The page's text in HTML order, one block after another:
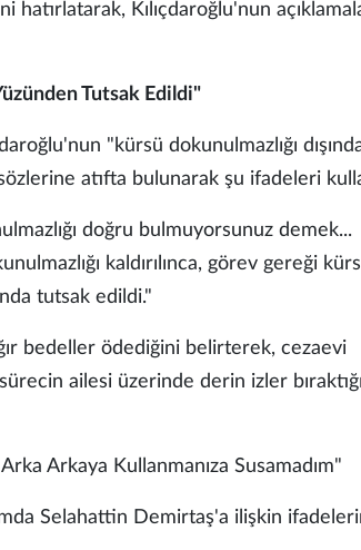
hatırlatarak, Kılıçdaroğlu'nun
Tutsak Edildi"
"kürsü dokunulmazlığı
atıfta bulunarak şu ifadeleri
doğru bulmuyorsunuz demek...
kaldırılınca, görev gereği
tutsak edildi."
bedeller ödediğini belirterek, cezaevi
ailesi üzerinde derin izler
Arkaya Kullanmanıza Susamadım"
Selahattin Demirtaş'a ilişkin